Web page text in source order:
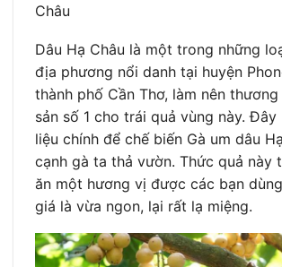
Châu
Dâu Hạ Châu là một trong những
địa phương nổi danh tại huyện
thành phố Cần Thơ, làm nên
sản số 1 cho trái quả vùng này. Đây
liệu chính để chế biến Gà um dâu
cạnh gà ta thả vườn. Thức quả này
ăn một hương vị được các bạn
giá là vừa ngon, lại rất lạ miệng.